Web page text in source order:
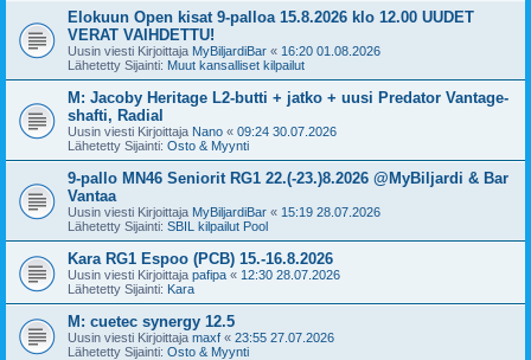
Elokuun Open kisat 9-palloa 15.8.2026 klo 12.00 UUDET
VERAT VAIHDETTU!
Uusin viesti Kirjoittaja MyBiljardiBar « 16:20 01.08.2026
Lähetetty Sijainti: Muut kansalliset kilpailut
M: Jacoby Heritage L2-butti + jatko + uusi Predator Vantage-
shafti, Radial
Uusin viesti Kirjoittaja Nano « 09:24 30.07.2026
Lähetetty Sijainti: Osto & Myynti
9-pallo MN46 Seniorit RG1 22.(-23.)8.2026 @MyBiljardi & Bar
Vantaa
Uusin viesti Kirjoittaja MyBiljardiBar « 15:19 28.07.2026
Lähetetty Sijainti: SBIL kilpailut Pool
Kara RG1 Espoo (PCB) 15.-16.8.2026
Uusin viesti Kirjoittaja pafipa « 12:30 28.07.2026
Lähetetty Sijainti: Kara
M: cuetec synergy 12.5
Uusin viesti Kirjoittaja maxf « 23:55 27.07.2026
Lähetetty Sijainti: Osto & Myynti